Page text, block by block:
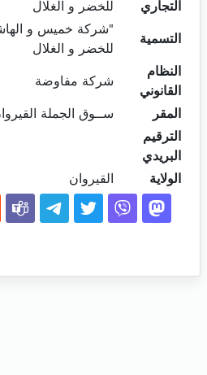
التجاري
للخضر و الغلال
التسمية
"شركة خميس و
للخضر و الغلال
النظام
القانوني
شركة مفاوضة
المقر
ســوق الجملة
الترقيم
البريدي
الولاية
القيروان